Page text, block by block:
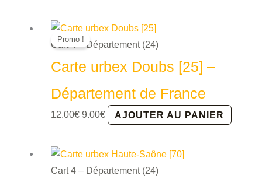
était :
Promo !
Cart 4 – Département (24)
Carte urbex Doubs [25] –
Département de France
12.00€ Le
9.00€Le AJOUTER AU PANIER
Cart 4 – Département (24)